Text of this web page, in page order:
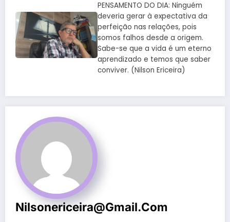
PENSAMENTO DO DIA: Ninguém
deveria gerar à expectativa da
perfeição nas relações, pois
somos falhos desde a origem.
Sabe-se que a vida é um eterno
aprendizado e temos que saber
conviver. (Nilson Ericeira)
Nilsonericeira@gmail.com